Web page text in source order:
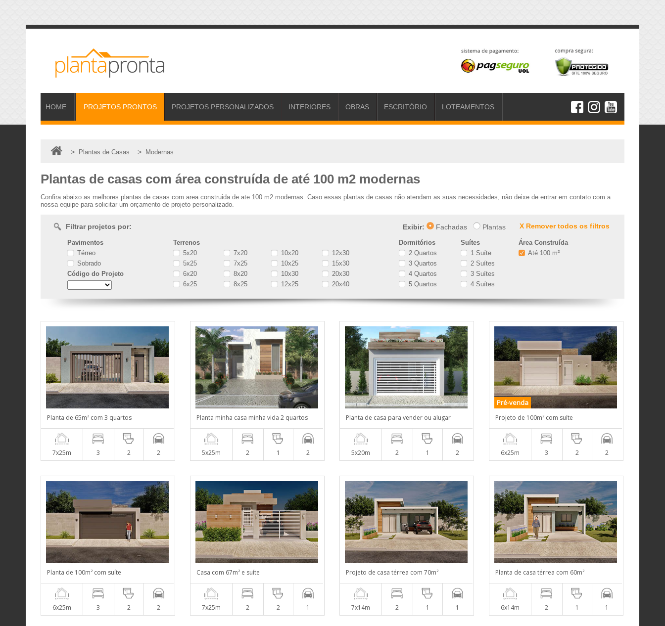
HOME PROJETOS PRONTOS PROJETOS PERSONALIZADOS INTERIORES OBRAS ESCRITÓRIO LOTEAMENTOS
> Plantas de Casas > Modernas
Plantas de casas com área construída de até 100 m2 modernas
Confira abaixo as melhores plantas de casas com area construida de ate 100 m2 modernas. Caso essas plantas de casas não atendam as suas necessidades, não deixe de entrar em contato com a
nossa equipe para solicitar um orçamento de projeto personalizado.
X Remover todos os filtros
Filtrar projetos por: Exibir: Fachadas Plantas
Pavimentos
Térreo
Sobrado
Código do Projeto
Terrenos
5x20
5x25
6x20
6x25
7x20
7x25
8x20
8x25
10x20
10x25
10x30
12x25
12x30
15x30
20x30
20x40
Dormitórios
2 Quartos
3 Quartos
4 Quartos
5 Quartos
Suítes
1 Suíte
2 Suítes
3 Suítes
4 Suítes
Área Construída
Até 100 m²
Planta de 65m² com 3 quartos
7x25m 3 2 2
Planta minha casa minha vida 2 quartos
5x25m 2 1 2
Planta de casa para vender ou alugar
5x20m 2 1 2
Pré-venda
Projeto de 100m² com suíte
6x25m 3 2 2
Planta de 100m² com suíte
6x25m 3 2 2
Casa com 67m² e suíte
7x25m 2 2 1
Projeto de casa térrea com 70m²
7x14m 2 1 1
Planta de casa térrea com 60m²
6x14m 2 1 1